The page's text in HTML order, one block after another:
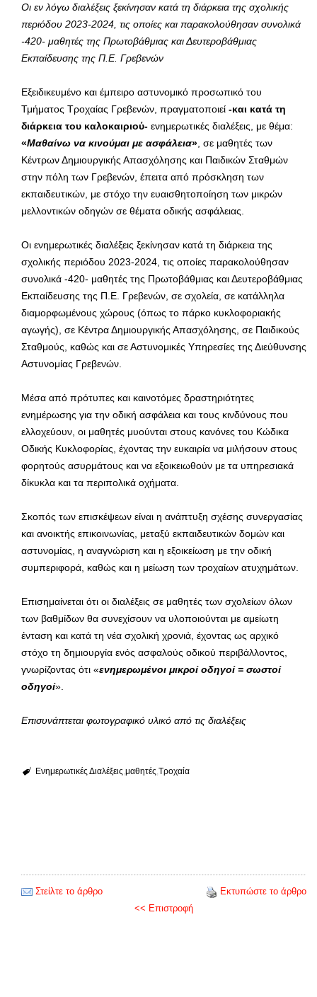
Οι εν λόγω διαλέξεις ξεκίνησαν κατά τη διάρκεια της σχολικής
περιόδου 2023-2024, τις οποίες και παρακολούθησαν συνολικά
-420- μαθητές της Πρωτοβάθμιας και Δευτεροβάθμιας
Εκπαίδευσης της Π.Ε. Γρεβενών
Εξειδικευμένο και έμπειρο αστυνομικό προσωπικό του
Τμήματος Τροχαίας Γρεβενών, πραγματοποιεί -και κατά τη
διάρκεια του καλοκαιριού- ενημερωτικές διαλέξεις, με θέμα:
«Μαθαίνω να κινούμαι με ασφάλεια» , σε μαθητές των
Κέντρων Δημιουργικής Απασχόλησης και Παιδικών Σταθμών
στην πόλη των Γρεβενών, έπειτα από πρόσκληση των
εκπαιδευτικών, με στόχο την ευαισθητοποίηση των μικρών
μελλοντικών οδηγών σε θέματα οδικής ασφάλειας.
Οι ενημερωτικές διαλέξεις ξεκίνησαν κατά τη διάρκεια της
σχολικής περιόδου 2023-2024, τις οποίες παρακολούθησαν
συνολικά -420- μαθητές της Πρωτοβάθμιας και Δευτεροβάθμιας
Εκπαίδευσης της Π.Ε. Γρεβενών, σε σχολεία, σε κατάλληλα
διαμορφωμένους χώρους (όπως το πάρκο κυκλοφοριακής
αγωγής), σε Κέντρα Δημιουργικής Απασχόλησης, σε Παιδικούς
Σταθμούς, καθώς και σε Αστυνομικές Υπηρεσίες της Διεύθυνσης
Αστυνομίας Γρεβενών.
Μέσα από πρότυπες και καινοτόμες δραστηριότητες
ενημέρωσης για την οδική ασφάλεια και τους κινδύνους που
ελλοχεύουν, οι μαθητές μυούνται στους κανόνες του Κώδικα
Οδικής Κυκλοφορίας, έχοντας την ευκαιρία να μιλήσουν στους
φορητούς ασυρμάτους και να εξοικειωθούν με τα υπηρεσιακά
δίκυκλα και τα περιπολικά οχήματα.
Σκοπός των επισκέψεων είναι η ανάπτυξη σχέσης συνεργασίας
και ανοικτής επικοινωνίας, μεταξύ εκπαιδευτικών δομών και
αστυνομίας, η αναγνώριση και η εξοικείωση με την οδική
συμπεριφορά, καθώς και η μείωση των τροχαίων ατυχημάτων.
Επισημαίνεται ότι οι διαλέξεις σε μαθητές των σχολείων όλων
των βαθμίδων θα συνεχίσουν να υλοποιούνται με αμείωτη
ένταση και κατά τη νέα σχολική χρονιά, έχοντας ως αρχικό
στόχο τη δημιουργία ενός ασφαλούς οδικού περιβάλλοντος,
γνωρίζοντας ότι «ενημερωμένοι μικροί οδηγοί = σωστοί
οδηγοί».
Επισυνάπτεται φωτογραφικό υλικό από τις διαλέξεις
Ενημερωτικές Διαλέξεις μαθητές Τροχαία
Στείλτε το άρθρο
Εκτυπώστε το άρθρο
<< Επιστροφή